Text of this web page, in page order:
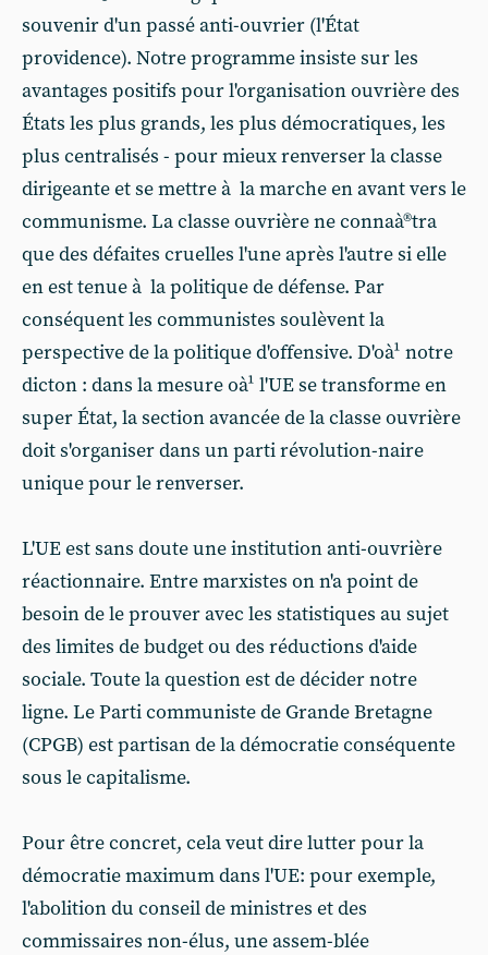
souvenir d'un passé anti-ouvrier (l'État
providence). Notre programme insiste sur les
avantages positifs pour l'organisation ouvrière des
États les plus grands, les plus démocratiques, les
plus centralisés - pour mieux renverser la classe
dirigeante et se mettre à la marche en avant vers le
communisme. La classe ouvrière ne connaà®tra
que des défaites cruelles l'une après l'autre si elle
en est tenue à la politique de défense. Par
conséquent les communistes soulèvent la
perspective de la politique d'offensive. D'oà¹ notre
dicton : dans la mesure oà¹ l'UE se transforme en
super État, la section avancée de la classe ouvrière
doit s'organiser dans un parti révolution-naire
unique pour le renverser.
L'UE est sans doute une institution anti-ouvrière
réactionnaire. Entre marxistes on n'a point de
besoin de le prouver avec les statistiques au sujet
des limites de budget ou des réductions d'aide
sociale. Toute la question est de décider notre
ligne. Le Parti communiste de Grande Bretagne
(CPGB) est partisan de la démocratie conséquente
sous le capitalisme.
Pour être concret, cela veut dire lutter pour la
démocratie maximum dans l'UE: pour exemple,
l'abolition du conseil de ministres et des
commissaires non-élus, une assem-blée